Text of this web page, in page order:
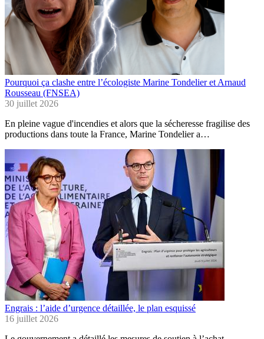
Pourquoi ça clashe entre l’écologiste Marine Tondelier et Arnaud
Rousseau (FNSEA)
30 juillet 2026
En pleine vague d'incendies et alors que la sécheresse fragilise des
productions dans toute la France, Marine Tondelier a…
Engrais : l’aide d’urgence détaillée, le plan esquissé
16 juillet 2026